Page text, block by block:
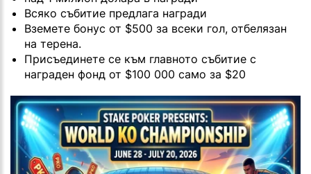
Всяко събитие предлага награди
Вземете бонус от $500 за всеки гол, отбелязан
на терена.
Присъединете се към главното събитие с
награден фонд от $100 000 само за $20